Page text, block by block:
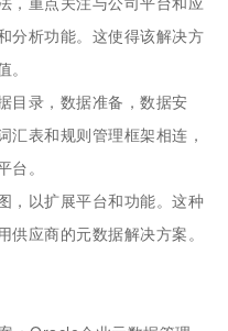
分析功能。这使得该解决方
目录，数据准备，数据安
表和规则管理框架相连，
。
，以扩展平台和功能。这种
应商的元数据解决方案。